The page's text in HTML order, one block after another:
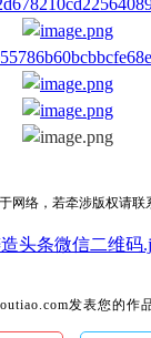
网络，若牵涉版权请联
发表您的作